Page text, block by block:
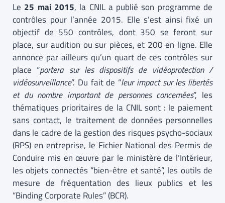
Le 25 mai 2015, la CNIL a publié son programme de
contrôles pour l’année 2015. Elle s’est ainsi fixé un
objectif de 550 contrôles, dont 350 se feront sur
place, sur audition ou sur pièces, et 200 en ligne. Elle
annonce par ailleurs qu’un quart de ces contrôles sur
place “portera sur les dispositifs de vidéoprotection /
vidéosurveillance”. Du fait de “leur impact sur les libertés
et du nombre important de personnes concernées”, les
thématiques prioritaires de la CNIL sont : le paiement
sans contact, le traitement de données personnelles
dans le cadre de la gestion des risques psycho-sociaux
(RPS) en entreprise, le Fichier National des Permis de
Conduire mis en œuvre par le ministère de l’Intérieur,
les objets connectés “bien-être et santé”, les outils de
mesure de fréquentation des lieux publics et les
“Binding Corporate Rules” (BCR).